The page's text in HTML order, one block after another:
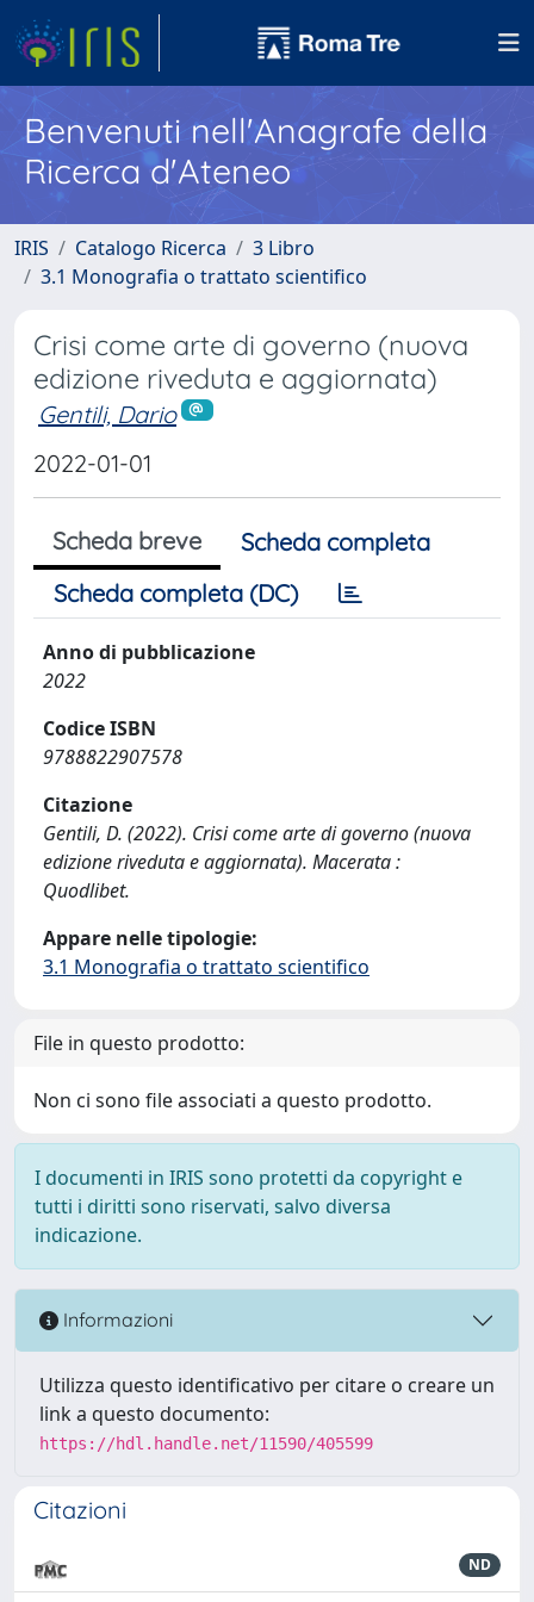
Benvenuti nell'Anagrafe della
Ricerca d'Ateneo
IRIS Catalogo Ricerca
3 Libro
3.1 Monografia o trattato scientifico
Crisi come arte di governo (nuova
edizione riveduta e aggiornata)
Gentili, Dario
2022-01-01
Scheda breve
Scheda completa
Scheda completa (DC)
Anno di pubblicazione
2022
Codice ISBN
9788822907578
Citazione
Gentili, D. (2022). Crisi come arte di governo (nuova
edizione riveduta e aggiornata). Macerata :
Quodlibet.
Appare nelle tipologie:
3.1 Monografia o trattato scientifico
File in questo prodotto:
Non ci sono file associati a questo prodotto.
I documenti in IRIS sono protetti da copyright e
tutti i diritti sono riservati, salvo diversa
indicazione.
Informazioni
Utilizza questo identificativo per citare o creare un
link a questo documento:
https://hdl.handle.net/11590/405599
Citazioni
ND